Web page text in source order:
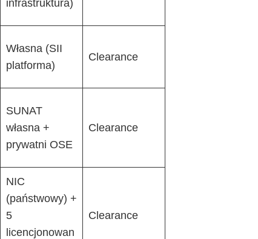
infrastruktura)
Własna (SII
platforma)
Clearance
SUNAT
własna +
prywatni OSE
Clearance
NIC
(państwowy) +
5
licencjonowan
Clearance